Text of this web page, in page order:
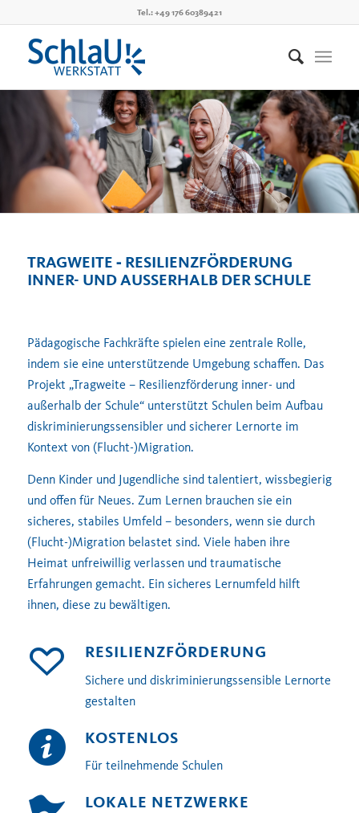
Tel.: +49 176 60389421
TRAGWEITE ‐ RESILIENZFÖRDERUNG
INNER- UND AUSSERHALB DER SCHULE
Pädagogische Fachkräfte spielen eine zentrale Rolle,
indem sie eine unterstützende Umgebung schaffen. Das
Projekt „Tragweite – Resilienzförderung inner- und
außerhalb der Schule“ unterstützt Schulen beim Aufbau
diskriminierungssensibler und sicherer Lernorte im
Kontext von (Flucht-)Migration.
Denn Kinder und Jugendliche sind talentiert, wissbegierig
und offen für Neues. Zum Lernen brauchen sie ein
sicheres, stabiles Umfeld – besonders, wenn sie durch
(Flucht-)Migration belastet sind. Viele haben ihre
Heimat unfreiwillig verlassen und traumatische
Erfahrungen gemacht. Ein sicheres Lernumfeld hilft
ihnen, diese zu bewältigen.
RESILIENZFÖRDERUNG
Sichere und diskriminierungssensible Lernorte
gestalten
KOSTENLOS
Für teilnehmende Schulen
LOKALE NETZWERKE